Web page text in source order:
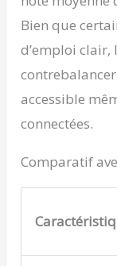
Bien que
d’emploi
accessible
connectées.
Comparatif